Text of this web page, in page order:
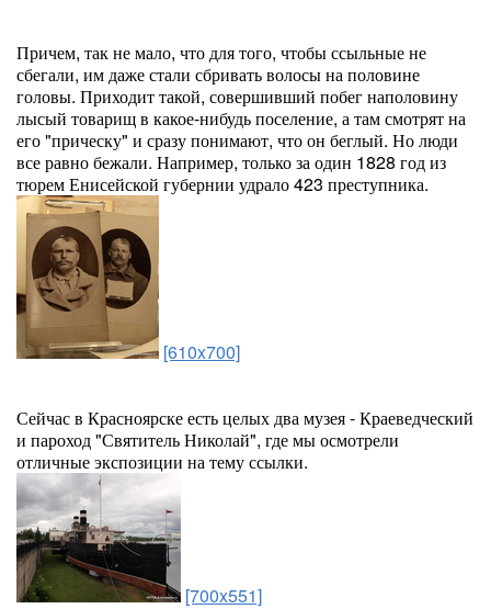
Причем, так не мало, что для того, чтобы ссыльные не
сбегали, им даже стали сбривать волосы на половине
головы. Приходит такой, совершивший побег наполовину
лысый товарищ в какое-нибудь поселение, а там смотрят на
его "прическу" и сразу понимают, что он беглый. Но люди
все равно бежали. Например, только за один 1828 год из
тюрем Енисейской губернии удрало 423 преступника.
[610x700]
Сейчас в Красноярске есть целых два музея - Краеведческий
и пароход "Святитель Николай", где мы осмотрели
отличные экспозиции на тему ссылки.
[700x551]